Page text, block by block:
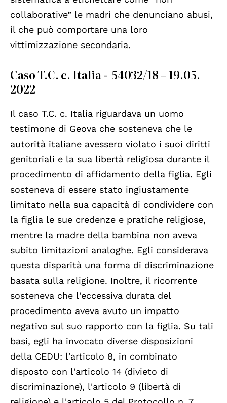
collaborative” le madri che denunciano abusi,
il che può comportare una loro
vittimizzazione secondaria.
Caso T.C. c. Italia - 54032/18 – 19.05.
2022
Il caso T.C. c. Italia riguardava un uomo
testimone di Geova che sosteneva che le
autorità italiane avessero violato i suoi diritti
genitoriali e la sua libertà religiosa durante il
procedimento di affidamento della figlia. Egli
sosteneva di essere stato ingiustamente
limitato nella sua capacità di condividere con
la figlia le sue credenze e pratiche religiose,
mentre la madre della bambina non aveva
subito limitazioni analoghe. Egli considerava
questa disparità una forma di discriminazione
basata sulla religione. Inoltre, il ricorrente
sosteneva che l'eccessiva durata del
procedimento aveva avuto un impatto
negativo sul suo rapporto con la figlia. Su tali
basi, egli ha invocato diverse disposizioni
della CEDU: l'articolo 8, in combinato
disposto con l'articolo 14 (divieto di
discriminazione), l'articolo 9 (libertà di